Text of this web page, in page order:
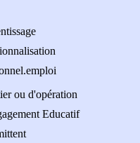
ou d'opération
Educatif